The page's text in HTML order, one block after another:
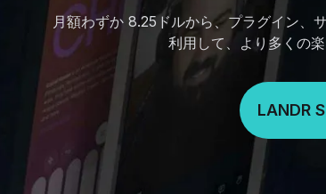
月額わずか 8.25ドルから、プラグイン、
利用して、より多くの
LANDR